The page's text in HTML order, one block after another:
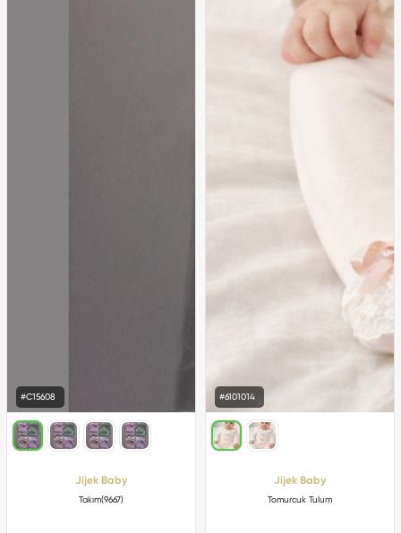
#C15608
Jijek Baby
Takım(9667)
#6101014
Jijek Baby
Tomurcuk Tulum